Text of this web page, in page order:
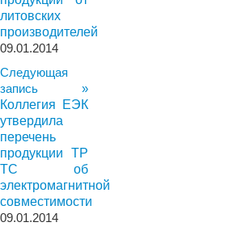
литовских
производителей
09.01.2014
Следующая
запись »
Коллегия ЕЭК
утвердила
перечень
продукции ТР
ТС об
электромагнитной
совместимости
09.01.2014